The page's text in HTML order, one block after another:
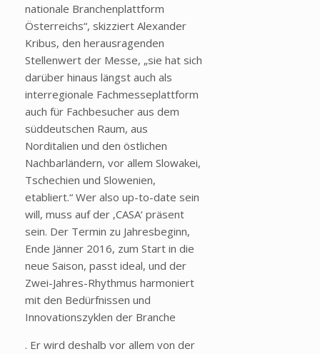
nationale Branchenplattform
Österreichs“, skizziert Alexander
Kribus, den herausragenden
Stellenwert der Messe, „sie hat sich
darüber hinaus längst auch als
interregionale Fachmesseplattform
auch für Fachbesucher aus dem
süddeutschen Raum, aus
Norditalien und den östlichen
Nachbarländern, vor allem Slowakei,
Tschechien und Slowenien,
etabliert.“ Wer also up-to-date sein
will, muss auf der ‚CASA‘ präsent
sein. Der Termin zu Jahresbeginn,
Ende Jänner 2016, zum Start in die
neue Saison, passt ideal, und der
Zwei-Jahres-Rhythmus harmoniert
mit den Bedürfnissen und
Innovationszyklen der Branche
. Er wird deshalb vor allem von der